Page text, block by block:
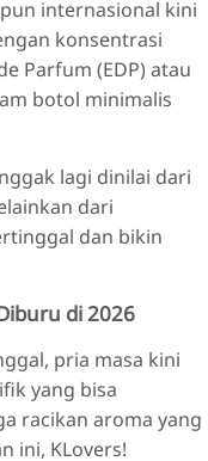
internasional kini
konsentrasi
Parfum (EDP) atau
botol minimalis
lagi dinilai dari
dari
dan bikin
di 2026
pria masa kini
yang bisa
racikan aroma yang
ini, KLovers!